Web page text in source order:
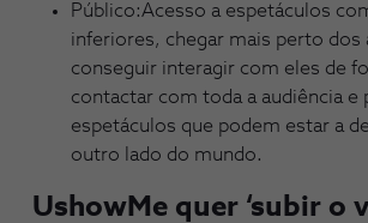
Público:Acesso a espetáculos
inferiores, chegar mais perto dos
conseguir interagir com eles de
contactar com toda a audiência e
espetáculos que podem estar a
outro lado do mundo.
UshowMe quer ‘subir o